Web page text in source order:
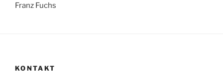
Franz Fuchs
KONTAKT